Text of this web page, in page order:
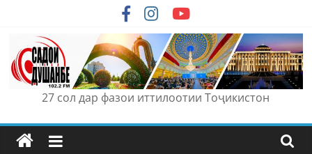
content
27 сол дар фазои иттилоотии Тоҷикистон